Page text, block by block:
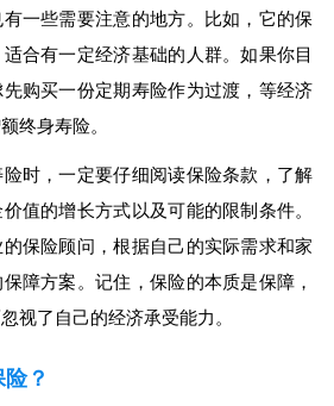
一些需要注意的地方。比如，它的保
合有一定经济基础的人群。如果你目
购买一份定期寿险作为过渡，等经济
终身寿险。
时，一定要仔细阅读保险条款，了解
值的增长方式以及可能的限制条件。
保险顾问，根据自己的实际需求和家
障方案。记住，保险的本质是保障，
视了自己的经济承受能力。
？